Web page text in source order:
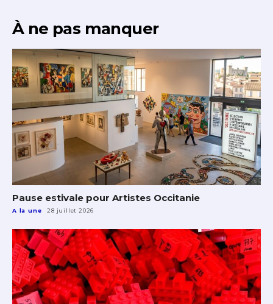
À ne pas manquer
Pause estivale pour Artistes Occitanie
A la une 28 juillet 2026